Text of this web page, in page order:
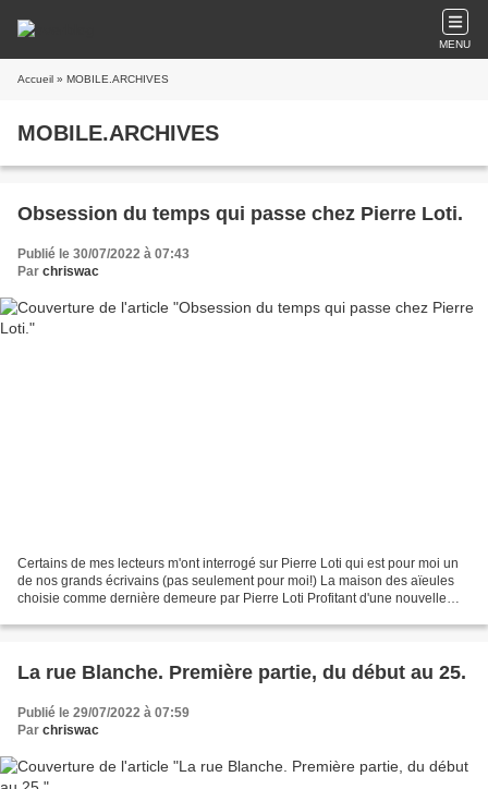
MENU
Accueil » MOBILE.ARCHIVES
MOBILE.ARCHIVES
Obsession du temps qui passe chez Pierre Loti.
Publié le 30/07/2022 à 07:43
Par chriswac
Certains de mes lecteurs m'ont interrogé sur Pierre Loti qui est pour moi un
de nos grands écrivains (pas seulement pour moi!) La maison des aïeules
choisie comme dernière demeure par Pierre Loti Profitant d'une nouvelle
La rue Blanche. Première partie, du début au 25.
Publié le 29/07/2022 à 07:59
Par chriswac